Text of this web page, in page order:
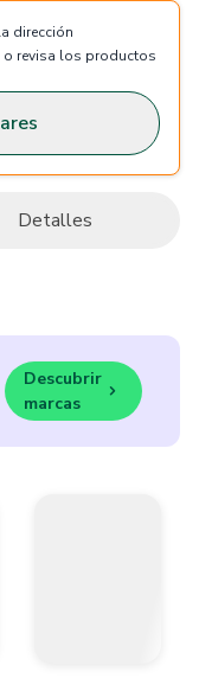
dirección
o revisa los productos
Detalles
Descubrir
marcas